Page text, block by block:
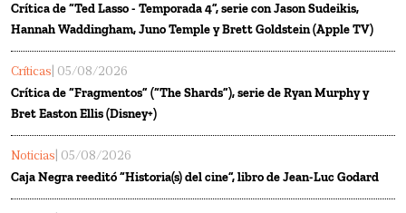
Crítica de “Ted Lasso - Temporada 4”, serie con Jason Sudeikis,
Hannah Waddingham, Juno Temple y Brett Goldstein (Apple TV)
Críticas | 05/08/2026
Crítica de “Fragmentos” (“The Shards”), serie de Ryan Murphy y
Bret Easton Ellis (Disney+)
Noticias | 05/08/2026
Caja Negra reeditó “Historia(s) del cine”, libro de Jean-Luc Godard